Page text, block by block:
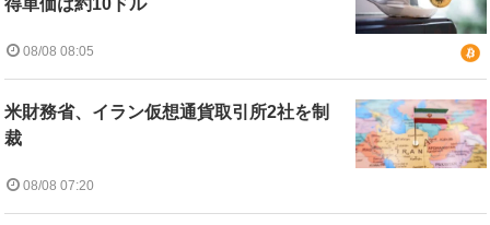
得単価は約10ドル
08/08 08:05
米財務省、イラン仮想通貨取引所2社を制
裁
08/08 07:20